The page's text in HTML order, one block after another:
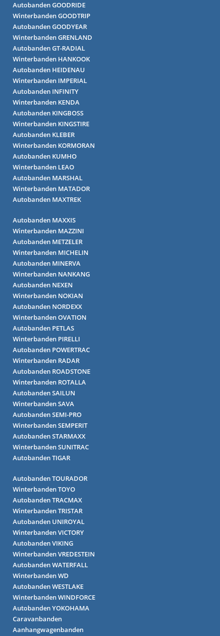
Autobanden GOODRIDE
Winterbanden GOODTRIP
Autobanden GOODYEAR
Winterbanden GRENLAND
Autobanden GT-RADIAL
Winterbanden HANKOOK
Autobanden HEIDENAU
Winterbanden IMPERIAL
Autobanden INFINITY
Winterbanden KENDA
Autobanden KINGBOSS
Winterbanden KINGSTIRE
Autobanden KLEBER
Winterbanden KORMORAN
Autobanden KUMHO
Winterbanden LEAO
Autobanden MARSHAL
Winterbanden MATADOR
Autobanden MAXTREK
Autobanden MAXXIS
Winterbanden MAZZINI
Autobanden METZELER
Winterbanden MICHELIN
Autobanden MINERVA
Winterbanden NANKANG
Autobanden NEXEN
Winterbanden NOKIAN
Autobanden NORDEXX
Winterbanden OVATION
Autobanden PETLAS
Winterbanden PIRELLI
Autobanden POWERTRAC
Winterbanden RADAR
Autobanden ROADSTONE
Winterbanden ROTALLA
Autobanden SAILUN
Winterbanden SAVA
Autobanden SEMI-PRO
Winterbanden SEMPERIT
Autobanden STARMAXX
Winterbanden SUNITRAC
Autobanden TIGAR
Autobanden TOURADOR
Winterbanden TOYO
Autobanden TRACMAX
Winterbanden TRISTAR
Autobanden UNIROYAL
Winterbanden VICTORY
Autobanden VIKING
Winterbanden VREDESTEIN
Autobanden WATERFALL
Winterbanden WD
Autobanden WESTLAKE
Winterbanden WINDFORCE
Autobanden YOKOHAMA
Caravanbanden
Aanhangwagenbanden